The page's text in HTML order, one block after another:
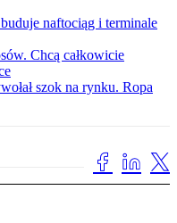
naftociąg i terminale
Chcą całkowicie
szok na rynku. Ropa